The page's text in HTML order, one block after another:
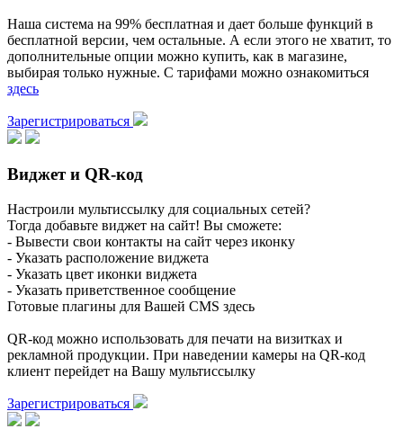
Наша система на 99% бесплатная и дает больше функций в
бесплатной версии, чем остальные. А если этого не хватит, то
дополнительные опции можно купить, как в магазине,
выбирая только нужные. С тарифами можно ознакомиться
здесь
Зарегистрироваться
Виджет и QR-код
Настроили мультиссылку для социальных сетей?
Тогда добавьте виджет на сайт! Вы сможете:
- Вывести свои контакты на сайт через иконку
- Указать расположение виджета
- Указать цвет иконки виджета
- Указать приветственное сообщение
Готовые плагины для Вашей CMS здесь
QR-код можно использовать для печати на визитках и
рекламной продукции. При наведении камеры на QR-код
клиент перейдет на Вашу мультиссылку
Зарегистрироваться